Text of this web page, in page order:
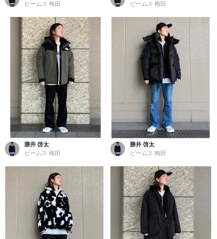
ビームス 梅田
ビームス 梅田
勝井 啓太
ビームス 梅田
勝井 啓太
ビームス 梅田